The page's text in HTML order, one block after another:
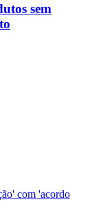
sem
com 'acordo